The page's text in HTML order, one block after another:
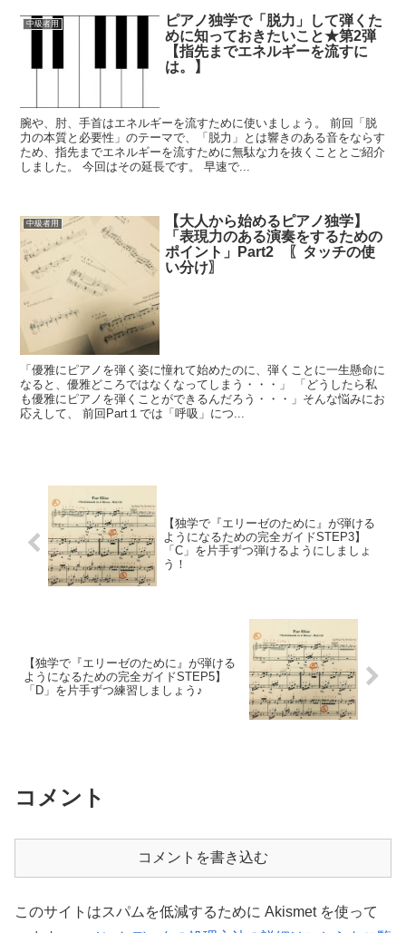
中級者用
ピアノ独学で「脱力」して弾くた
めに知っておきたいこと★第2弾
【指先までエネルギーを流すに
は。】
腕や、肘、手首はエネルギーを流すために使いましょう。 前回「脱
力の本質と必要性」のテーマで、「脱力」とは響きのある音をならす
ため、指先までエネルギーを流すために無駄な力を抜くこととご紹介
しました。 今回はその延長です。 早速で...
中級者用
【大人から始めるピアノ独学】
「表現力のある演奏をするための
ポイント」Part2 〖タッチの使
い分け〗
「優雅にピアノを弾く姿に憧れて始めたのに、弾くことに一生懸命に
なると、優雅どころではなくなってしまう・・・」 「どうしたら私
も優雅にピアノを弾くことができるんだろう・・・」そんな悩みにお
応えして、 前回Part１では「呼吸」につ...
【独学で『エリーゼのために』が弾ける
ようになるための完全ガイドSTEP3】
「C」を片手ずつ弾けるようにしましょ
う！
【独学で『エリーゼのために』が弾ける
ようになるための完全ガイドSTEP5】
「D」を片手ずつ練習しましょう♪
コメント
コメントを書き込む
このサイトはスパムを低減するために Akismet を使って